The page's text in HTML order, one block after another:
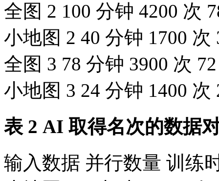
全图 2 100 分钟 4200 次
小地图 2 40 分钟 1700 次
全图 3 78 分钟 3900 次
小地图 3 24 分钟 1400 次
表 2 AI 取得名次的数据
输入数据 并行数量 训练